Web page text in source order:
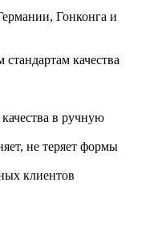
Гонконга и
качества
в ручную
не теряет формы
клиентов